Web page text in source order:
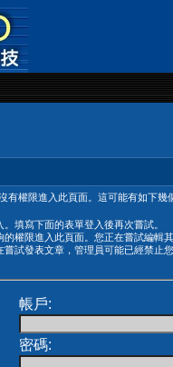
有權限進入此頁面。這可能有如下幾
。填寫下面的表單登入後再次嘗試。
的權限進入此頁面。您正在嘗試編輯
嘗試發表文章，管理員可能已經禁止
帳戶:
密碼: